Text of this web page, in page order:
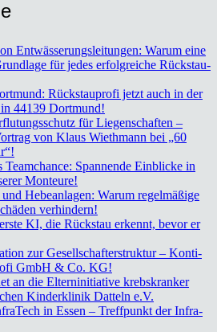
Ent­wäs­se­rungs­lei­tun­gen: War­um eine
für jedes erfolg­rei­che Rückstau­
Rück­stau­pro­fi jetzt auch in der
44139 Dort­mund!
für Lie­gen­schaf­ten –
von Klaus Wieth­mann bei „60
Span­nen­de Ein­bli­cke in
Mon­teu­re!
Hebe­an­la­gen: War­um regel­mä­ßi­ge
ver­hin­dern!
KI, die Rück­stau erkennt, bevor er
zur Gesell­schaf­ter­struk­tur – Kon­ti­
GmbH & Co. KG!
an die Eltern­in­itia­ti­ve krebs­kran­ker
Kin­der­kli­nik Dat­teln e.V.
in Essen – Treff­punkt der Infra­